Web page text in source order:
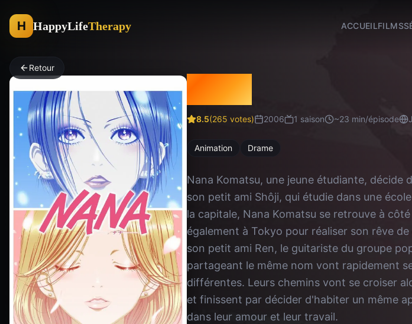
H HappyLifeTherapy ACCUEILFILMS
Retour
Nana
8.5(265 votes) 2006 1 saison ~23 min/épisode
Animation Drame
Nana Komatsu, une jeune étudiante,
son petit ami Shôji, qui étudie dans une
la capitale, Nana Komatsu se retrouve à
également à Tokyo pour réaliser son rêve
son petit ami Ren, le guitariste du groupe
partageant le même nom vont rapidement
différentes. Leurs chemins vont se croiser
et finissent par décider d'habiter un même
dans leur amour et leur travail.